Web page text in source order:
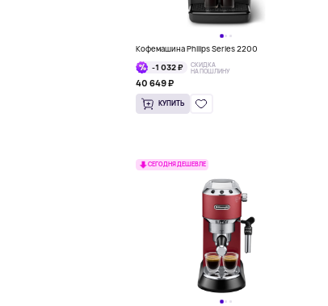
Кофемашина Philips Series 2200
-1 032 ₽
СКИДКА
НА ПОШЛИНУ
40 649 ₽
КУПИТЬ
СЕГОДНЯ ДЕШЕВЛЕ